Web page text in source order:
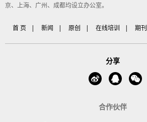
京、上海、广州、成都均设立办公室。
首 页 | 新闻 | 原创 | 在线培训 | 期刊
分享
合作伙伴